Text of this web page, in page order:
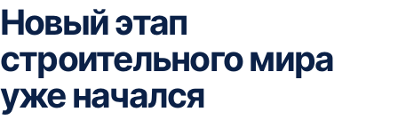
Новый этап
строительного мира
уже начался